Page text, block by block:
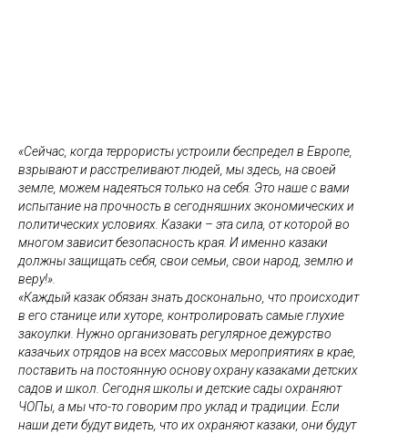
«Сейчас, когда террористы устроили беспредел в Европе,
взрывают и расстреливают людей, мы здесь, на своей
земле, можем надеяться только на себя. Это наше с вами
испытание на прочность в сегодняшних экономических и
политических условиях. Казаки – эта сила, от которой во
многом зависит безопасность края. И именно казаки
должны защищать себя, свои семьи, свои народ, землю и
веру!».
«Каждый казак обязан знать досконально, что происходит
в его станице или хуторе, контролировать самые глухие
закоулки. Нужно организовать регулярное дежурство
казачьих отрядов на всех массовых мероприятиях в крае,
поставить на постоянную основу охрану казаками детских
садов и школ. Сегодня школы и детские сады охраняют
ЧОПы, а мы что-то говорим про уклад и традиции. Если
наши дети будут видеть, что их охраняют казаки, они будут